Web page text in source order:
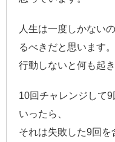
人生は一度しかない
るべきだと思います。
行動しないと何も起き
10回チャレンジして
いったら、
それは失敗した9回を